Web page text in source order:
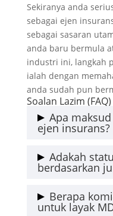
Sekiranya anda
sebagai ejen
sebagai sasaran
anda baru bermula
industri ini, langkah
ialah dengan
anda sudah pun
Soalan Lazim
Apa
ejen insurans?
MDRT bermaksud
iaitu satu
mencapai prestasi
menunjukkan etika
Adakah
berdasarkan
Tidak. Walaupun
adalah asas
Berapa
untuk layak